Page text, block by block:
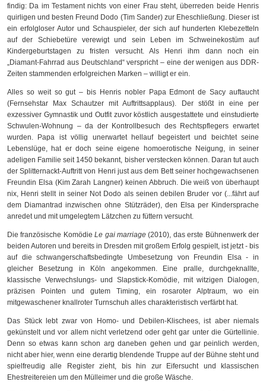
findig: Da im Testament nichts von einer Frau steht, überreden beide Henris
quirligen und besten Freund Dodo (Tim Sander) zur Eheschließung. Dieser ist
ein erfolgloser Autor und Schauspieler, der sich auf hunderten Klebezetteln
auf der Schiebetüre verewigt und sein Leben im Schweinekostüm auf
Kindergeburtstagen zu fristen versucht. Als Henri ihm dann noch ein
„Diamant-Fahrrad aus Deutschland“ verspricht – eine der wenigen aus DDR-
Zeiten stammenden erfolgreichen Marken – willigt er ein.
Alles so weit so gut – bis Henris nobler Papa Edmont de Sacy auftaucht
(Fernsehstar Max Schautzer mit Auftrittsapplaus). Der stößt in eine per
exzessiver Gymnastik und Outfit zuvor köstlich ausgestattete und einstudierte
Schwulen-Wohnung – da der Kontrollbesuch des Rechtspflegers erwartet
wurden. Papa ist völlig unerwartet hellauf begeistert und beichtet seine
Lebenslüge, hat er doch seine eigene homoerotische Neigung, in seiner
adeligen Familie seit 1450 bekannt, bisher verstecken können. Daran tut auch
der Splitternackt-Auftritt von Henri just aus dem Bett seiner hochgewachsenen
Freundin Elsa (Kim Zarah Langner) keinen Abbruch. Die weiß von überhaupt
nix, Henri stellt in seiner Not Dodo als seinen debilen Bruder vor (...fährt auf
dem Diamantrad inzwischen ohne Stützräder), den Elsa per Kindersprache
anredet und mit umgelegtem Lätzchen zu füttern versucht.
Die französische KomödieLe gai marriage (2010), das erste Bühnenwerk der
beiden Autoren und bereits in Dresden mit großem Erfolg gespielt, ist jetzt - bis
auf die schwangerschaftsbedingte Umbesetzung von Freundin Elsa - in
gleicher Besetzung in Köln angekommen. Eine pralle, durchgeknallte,
klassische Verwechslungs- und Slapstick-Komödie, mit witzigen Dialogen,
präzisen Pointen und gutem Timing, ein rosaroter Alptraum, wo ein
mitgewaschener knallroter Turnschuh alles charakteristisch verfärbt hat.
Das Stück lebt zwar von Homo- und Debilen-Klischees, ist aber niemals
gekünstelt und vor allem nicht verletzend oder geht gar unter die Gürtellinie.
Denn so etwas kann schon arg daneben gehen und gar peinlich werden,
nicht aber hier, wenn eine derartig blendende Truppe auf der Bühne steht und
spielfreudig alle Register zieht, bis hin zur Eifersucht und klassischen
Ehestreitereien um den Mülleimer und die große Wäsche.